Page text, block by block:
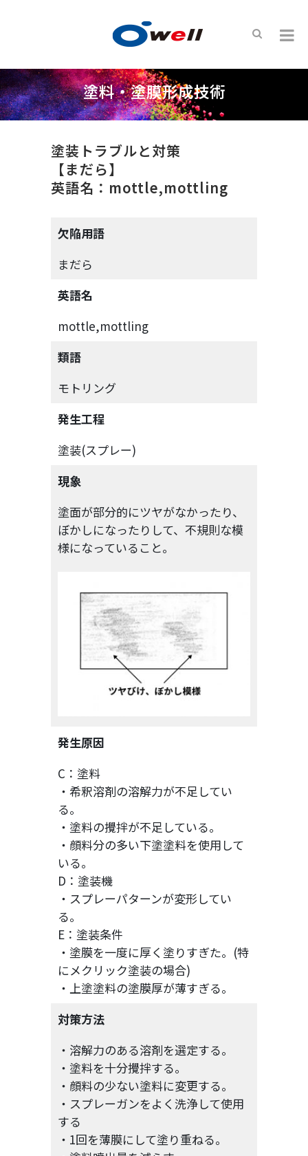
塗料・塗膜形成技術
塗装トラブルと対策
【まだら】
英語名：mottle,mottling
欠陥用語
まだら
英語名
mottle,mottling
類語
モトリング
発生工程
塗装(スプレー)
現象
塗面が部分的にツヤがなかったり、
ぼかしになったりして、不規則な模
様になっていること。
発生原因
C：塗料
・希釈溶剤の溶解力が不足してい
る。
・塗料の攪拌が不足している。
・顔料分の多い下塗塗料を使用して
いる。
D：塗装機
・スプレーパターンが変形してい
る。
E：塗装条件
・塗膜を一度に厚く塗りすぎた。(特
にメクリック塗装の場合)
・上塗塗料の塗膜厚が薄すぎる。
対策方法
・溶解力のある溶剤を選定する。
・塗料を十分攪拌する。
・顔料の少ない塗料に変更する。
・スプレーガンをよく洗浄して使用
する
・1回を薄膜にして塗り重ねる。